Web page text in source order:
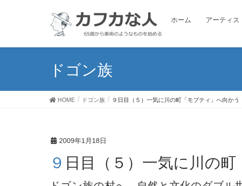
ホーム アーティス
ドゴン族
HOME ドゴン族 ９日目（５）一気に川の町「モプティ」へ向かう｜
2009年1月18日
９日目（５）一気に川の